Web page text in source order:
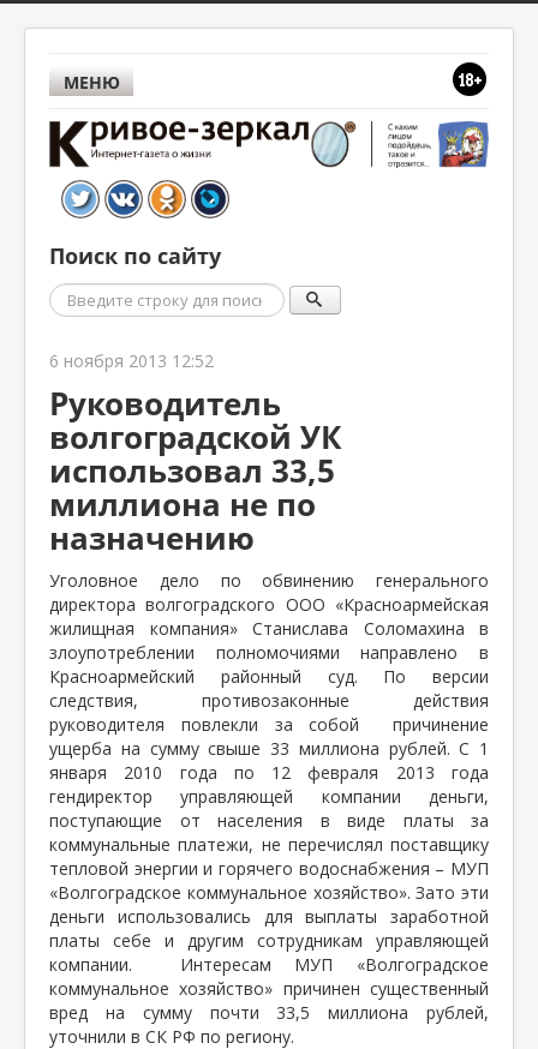
МЕНЮ
Поиск по сайту
Поиск
6 ноября 2013 12:52
Руководитель
волгоградской УК
использовал 33,5
миллиона не по
назначению
Уголовное дело по обвинению генерального
директора волгоградского ООО «Красноармейская
жилищная компания» Станислава Соломахина в
злоупотреблении полномочиями направлено в
Красноармейский районный суд. По версии
следствия, противозаконные действия
руководителя повлекли за собой
причинение
ущерба на сумму свыше 33 миллиона рублей. С 1
января 2010 года по 12 февраля 2013 года
гендиректор управляющей компании деньги,
поступающие от населения в виде платы за
коммунальные платежи, не перечислял поставщику
тепловой энергии и горячего водоснабжения – МУП
«Волгоградское коммунальное хозяйство». Зато эти
деньги использовались для выплаты заработной
платы себе и другим сотрудникам управляющей
компании.
Интересам МУП «Волгоградское
коммунальное хозяйство» причинен существенный
вред на сумму почти 33,5 миллиона рублей,
уточнили в СК РФ по региону.